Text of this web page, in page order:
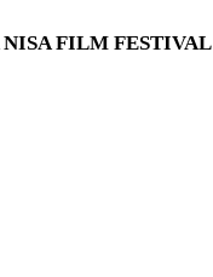
NISA FILM FESTIVAL